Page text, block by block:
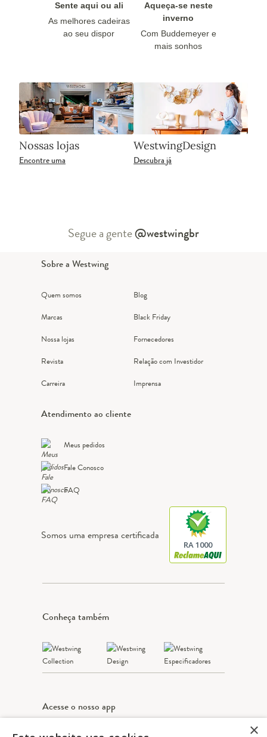
Sente aqui ou ali
As melhores cadeiras
ao seu dispor
Aqueça-se neste
inverno
Com Buddemeyer e
mais sonhos
Nossas lojas
Encontre uma
WestwingDesign
Descubra já
Segue a gente@westwingbr
Sobre a Westwing
Quem somos
Marcas
Nossa lojas
Revista
Carreira
Blog
Black Friday
Fornecedores
Relação com Investidor
Imprensa
Atendimento ao cliente
Meus pedidos
Fale Conosco
FAQ
Somos uma empresa certificada
RA 1000
Conheça também
Acesse o nosso app
×